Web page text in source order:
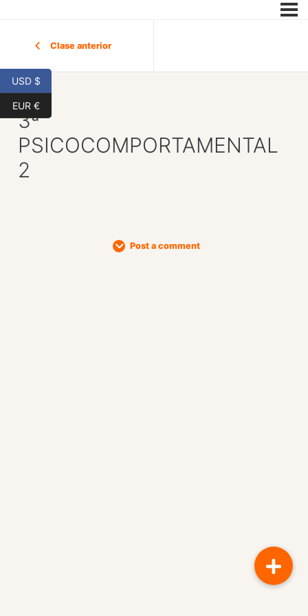
Clase anterior
3ª
PSICOCOMPORTAMENTAL
2
Post a comment
USD $
EUR €